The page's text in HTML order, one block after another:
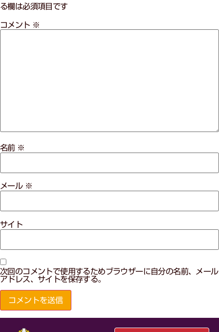
る欄は必須項目です
コメント ※
名前 ※
メール ※
サイト
次回のコメントで使用するためブラウザーに自分の名前、メール
アドレス、サイトを保存する。